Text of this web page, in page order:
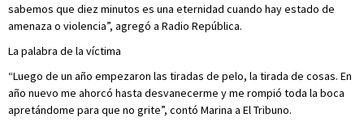
sabemos que diez minutos es una eternidad cuando hay estado de
amenaza o violencia”, agregó a Radio República.
La palabra de la víctima
“Luego de un año empezaron las tiradas de pelo, la tirada de cosas. En
año nuevo me ahorcó hasta desvanecerme y me rompió toda la boca
apretándome para que no grite”, contó Marina a El Tribuno.